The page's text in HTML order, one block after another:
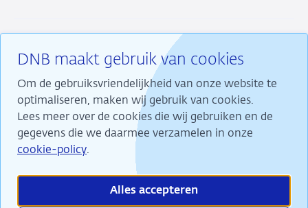
DNB maakt gebruik van cookies
Om de gebruiksvriendelijkheid van onze website te
optimaliseren, maken wij gebruik van cookies.
Lees meer over de cookies die wij gebruiken en de
gegevens die we daarmee verzamelen in onze
cookie-policy.
Alles accepteren
RSS InstagramLinkedin
X
Wij maken ons sterk voor financiële stabiliteit en
dragen daarmee bij aan duurzame welvaart in